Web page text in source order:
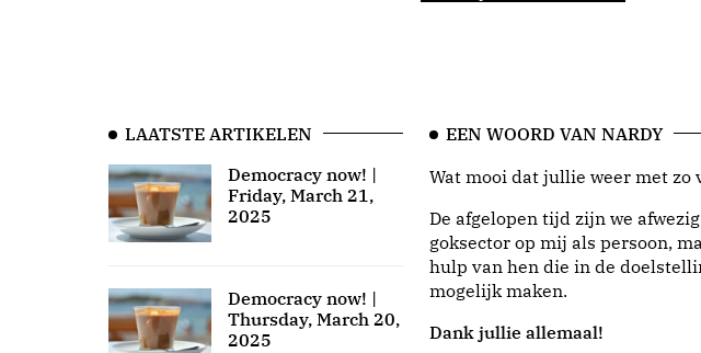
LAATSTE ARTIKELEN
Democracy now! |
Friday, March 21,
2025
Democracy now! |
Thursday, March 20,
2025
EEN WOORD VAN NARDY
Wat mooi dat jullie weer met zo
De afgelopen tijd zijn we
goksector op mij als persoon,
hulp van hen die in de
mogelijk maken.
Dank jullie allemaal!